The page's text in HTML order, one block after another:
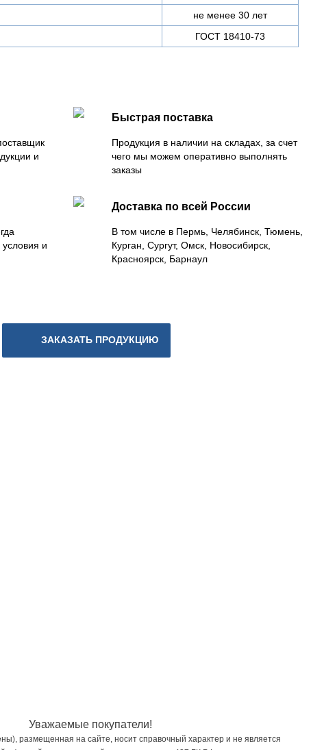
не менее 30 лет
ГОСТ 18410-73
и
Быстрая поставка
Продукция в наличии на складах, за счет
чего мы можем оперативно выполнять
заказы
и
Доставка по всей России
В том числе в Пермь, Челябинск, Тюмень,
Курган, Сургут, Омск, Новосибирск,
Красноярск, Барнаул
ЗАКАЗАТЬ ПРОДУКЦИЮ
Уважаемые покупатели!
размещенная на сайте, носит справочный характер и не является